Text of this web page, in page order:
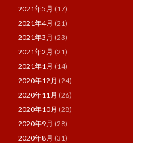
2021年5月 (17)
2021年4月 (21)
2021年3月 (23)
2021年2月 (21)
2021年1月 (14)
2020年12月 (24)
2020年11月 (26)
2020年10月 (28)
2020年9月 (28)
2020年8月 (31)